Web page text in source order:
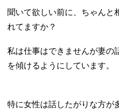
聞いて欲しい前に、ちゃんと
れてますか？
私は仕事はできませんが妻の
を傾けるようにしています。
特に女性は話したがりな方が